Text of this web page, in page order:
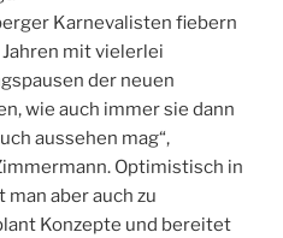
Karnevalisten fiebern
mit vielerlei
der neuen
wie auch immer sie dann
aussehen mag“,
Optimistisch in
aber auch zu
Konzepte und bereitet